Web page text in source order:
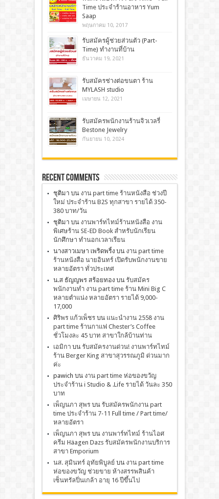
Time ประจำร้านอาหาร Yum
Saap
พฤษภาคม 10, 2017
รับสมัครผู้ช่วยส่วนตัว (Part-
Time) ทำงานที่บ้าน
ธันวาคม 19, 2021
รับสมัครช่างต่อขนตา ร้าน
MYLASH studio
เมษายน 12, 2021
รับสมัครพนักงานร้านจิวเวลรี่
Bestone Jewelry
กันยายน 10, 2024
Recent Comments
ชุติมา บน งาน part time ร้านหนังสือ ช่วงปี
ใหม่ ประจำร้าน B2S ทุกสาขา รายได้ 350-
380 บาท/วัน
ชุติมา บน งานพาร์ทไทม์ร้านหนังสือ งาน
พิเศษร้าน SE-ED Book สำหรับนักเรียน
นักศึกษา ทำนอกเวลาเรียน
นางสาวเมษา เพริดพริ้งบน งาน part time
ร้านหนังสือ นายอินทร์ เปิดรับพนักงานขาย
หลายอัตรา ทั่วประเทศ
น.ส ธัญญพร สร้อยทองบน รับสมัคร
พนักงานทำ งาน part time ร้าน Mini Big C
หลายตำแน่ง หลายอัตรา รายได้ 9,000-
17,000
ศิริพร แก้วเพ็ชรบน เเนะนำงาน 2558 งาน
part time ร้านกาแฟ Chester’s Coffee
ชั่วโมงละ 45 บาท สาขาใกล้บ้านท่าน
เอมิกา บน รับสมัครงานด่วน! งานพาร์ทไทม์
ร้าน Berger King สาขาสุวรรณภูมิ ด่วนมาก
ค่ะ
pawich บน งาน part time ห่อของขวัญ
ประจำร้าน i Studio & .Life รายได้ วันละ 350
บาท
เพ็ญนภา สุพรบน รับสมัครพนักงาน part
time ประจำร้าน 7-11 Full time / Part time/
หลายอัตรา
เพ็ญนภา สุพรบน งานพาร์ทไทม์ ร้านไอศ
ครีม Häagen Dazs รับสมัครพนักงานบริการ
สาขา Emporium
นส. สุมินทร์ อุทัยพิบูลย์ บน งาน part time
ห่อของขวัญ ช่วยขาย ห้างสรรพสินค้า
เซ็นทรัลปิ่นเกล้า อายุ 16 ปีขึ้นไป